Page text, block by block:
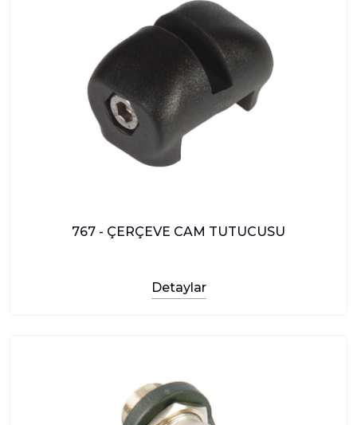
767 - ÇERÇEVE CAM TUTUCUSU
Detaylar